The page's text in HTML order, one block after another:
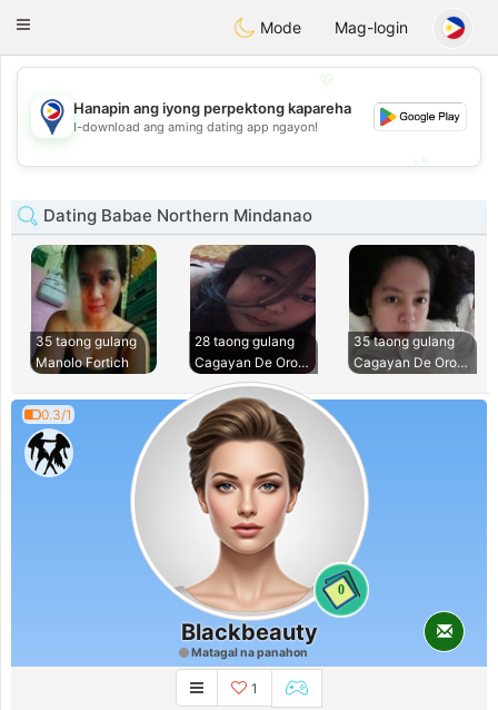
PhilippinesChat
Toggle
Mode Mag-login
💖
💕
Hanapin ang iyong perpektong kapareha
I-download ang aming dating app ngayon!
Dating Babae Northern Mindanao
35 taong gulang
Manolo Fortich
28 taong gulang
Cagayan De Oro Cit
35 taong gulang
Cagayan De Oro Cit
0.3/1
0
Blackbeauty
Matagal na panahon
1